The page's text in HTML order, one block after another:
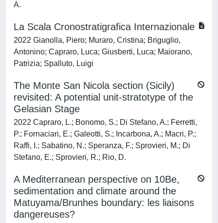
A.
La Scala Cronostratigrafica Internazionale
2022 Gianolla, Piero; Muraro, Cristina; Briguglio,
Antonino; Capraro, Luca; Giusberti, Luca; Maiorano,
Patrizia; Spalluto, Luigi
The Monte San Nicola section (Sicily)
revisited: A potential unit-stratotype of the
Gelasian Stage
2022 Capraro, L.; Bonomo, S.; Di Stefano, A.; Ferretti,
P.; Fornaciari, E.; Galeotti, S.; Incarbona, A.; Macri, P.;
Raffi, I.; Sabatino, N.; Speranza, F.; Sprovieri, M.; Di
Stefano, E.; Sprovieri, R.; Rio, D.
A Mediterranean perspective on 10Be,
sedimentation and climate around the
Matuyama/Brunhes boundary: les liaisons
dangereuses?